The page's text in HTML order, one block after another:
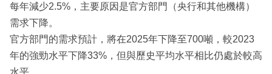
每年減少2.5%，主要原因是官方部門（央行和其他機構）
需求下降。
官方部門的需求預計，將在2025年下降至700噸，較2023
年的強勁水平下降33%，但與歷史平均水平相比仍處於較高
水平。